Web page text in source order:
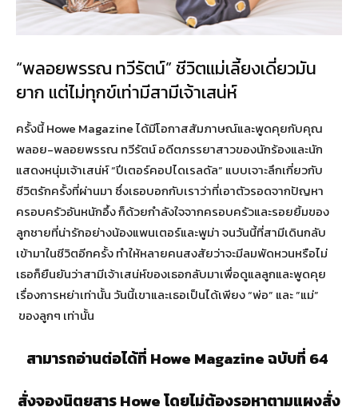
“พลอยพรรณ ทวีรัตน์” ชีวิตแม่เลี้ยงเดี่ยวมัน
ยาก แต่ไม่ทุกข์เท่ามีสามีเจ้าเสน่ห์
ครั้งนี้ Howe Magazine ได้มีโอกาสสัมภาษณ์และพูดคุยกับคุณ
พลอย-พลอยพรรณ ทวีรัตน์ อดีตภรรยาสาวของนักร้องและนัก
แสดงหนุ่มเจ้าเสน่ห์ “ปีเตอร์คอปไดเรลดัล” แบบเจาะลึกเกี่ยวกับ
ชีวิตรักครั้งที่ผ่านมา ซึ่งเธอบอกกับเราว่าที่เอาตัวรอดจากปัญหา
ครอบครัวอันหนักอึ้ง ก็ด้วยกำลังใจจากครอบครัวและรอยยิ้มของ
ลูกชายที่น่ารักอย่างน้องแพนเตอร์และพูม่า จนวันนี้ที่สามีเดินกลับ
เข้ามาในชีวิตอีกครั้ง ทำให้หลายคนสงสัยว่าจะมีลมพัดหวนหรือไม่
เธอก็ยืนยันว่าสามีเจ้าเสน่ห์ของเธอกลับมาเพื่อดูแลลูกและพูดคุย
เรื่องการหย่าเท่านั้น วันนี้เขาและเธอเป็นได้เพียง “พ่อ” และ ”แม่”
ของลูกๆ เท่านั้น
สามารถอ่านต่อได้ที่ Howe Magazine ฉบับที่ 64
สั่งจองนิตยสาร Howe โดยไม่ต้องรอหาตามแผงสั่ง